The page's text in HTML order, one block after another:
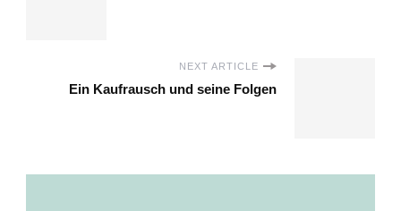
NEXT ARTICLE
Ein Kaufrausch und seine Folgen